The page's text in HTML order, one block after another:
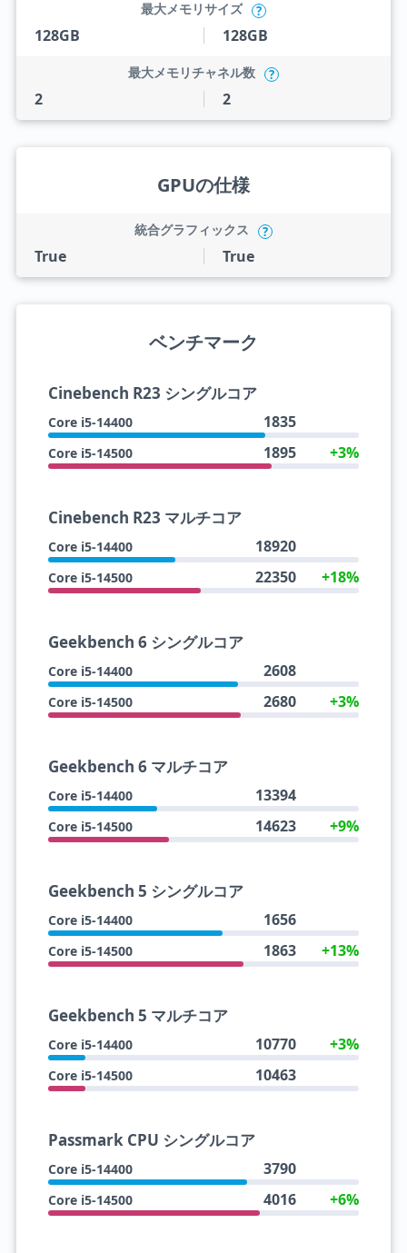
128GB
最大メモリサイズ ?
128GB
2
最大メモリチャネル数 ?
2
GPUの仕様
True
統合グラフィックス ?
True
ベンチマーク
Cinebench R23 シングルコア
Core i5-14400 1835
Core i5-14500 1895 +3%
Cinebench R23 マルチコア
Core i5-14400 18920
Core i5-14500 22350 +18%
Geekbench 6 シングルコア
Core i5-14400 2608
Core i5-14500 2680 +3%
Geekbench 6 マルチコア
Core i5-14400 13394
Core i5-14500 14623 +9%
Geekbench 5 シングルコア
Core i5-14400 1656
Core i5-14500 1863 +13%
Geekbench 5 マルチコア
Core i5-14400 10770 +3%
Core i5-14500 10463
Passmark CPU シングルコア
Core i5-14400 3790
Core i5-14500 4016 +6%